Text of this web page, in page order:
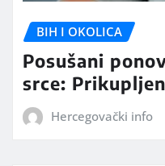
BIH I OKOLICA
Posušani
srce:
Hercegovački info